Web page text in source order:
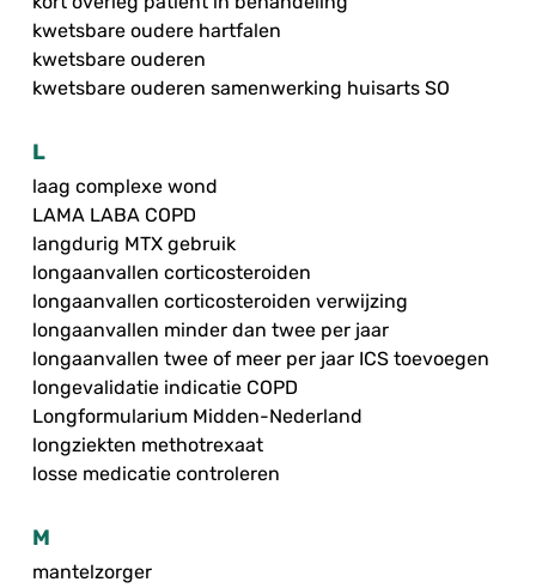
kwetsbare oudere hartfalen
kwetsbare ouderen
kwetsbare ouderen samenwerking huisarts SO
L
laag complexe wond
LAMA LABA COPD
langdurig MTX gebruik
longaanvallen corticosteroiden
longaanvallen corticosteroiden verwijzing
longaanvallen minder dan twee per jaar
longaanvallen twee of meer per jaar ICS toevoegen
longevalidatie indicatie COPD
Longformularium Midden-Nederland
longziekten methotrexaat
losse medicatie controleren
M
mantelzorger